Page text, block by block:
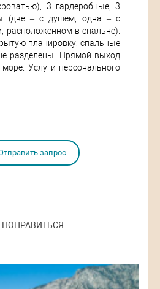
3 гардеробные, 3
(две – с душем, одна – с
расположенном в спальне).
планировку: спальные
разделены. Прямой выход
Услуги персонального
запрос